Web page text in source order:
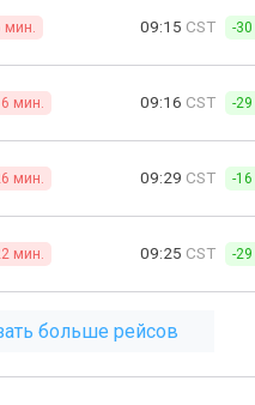
мин. 09:15 CST -
мин. 09:16 CST -
мин. 09:29 CST -
мин. 09:25 CST -
больше рейсов